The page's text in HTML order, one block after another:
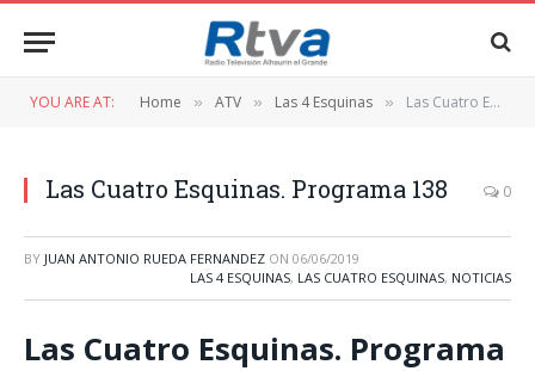
YOU ARE AT: Home » ATV » Las 4 Esquinas » Las Cuatro Esquinas. Programa 138
Las Cuatro Esquinas. Programa 138 0
BY JUAN ANTONIO RUEDA FERNANDEZ ON 06/06/2019
LAS 4 ESQUINAS, LAS CUATRO ESQUINAS, NOTICIAS
Las Cuatro Esquinas. Programa